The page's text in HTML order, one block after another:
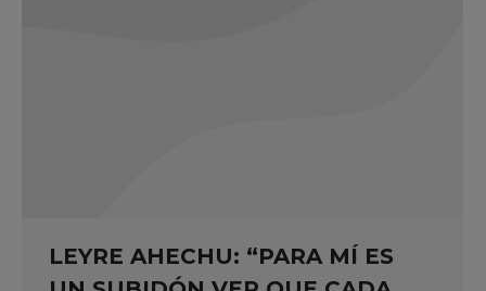
LEYRE AHECHU: “PARA MÍ ES